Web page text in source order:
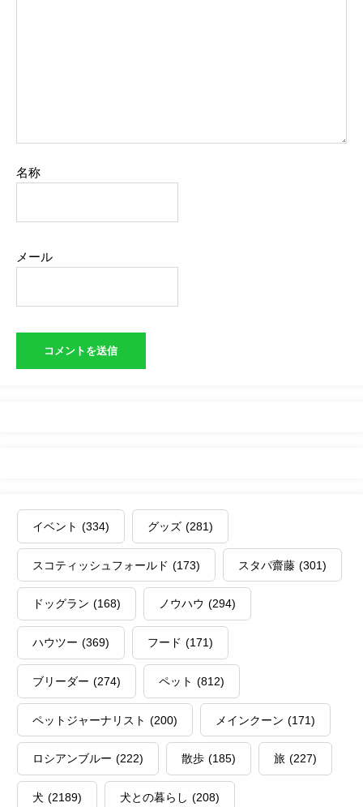
名称
メール
イベント (334) グッズ (281)
スコティッシュフォールド (173) スタパ齋藤 (301)
ドッグラン (168) ノウハウ (294)
ハウツー (369) フード (171)
ブリーダー (274) ペット (812)
ペットジャーナリスト (200) メインクーン (171)
ロシアンブルー (222) 散歩 (185) 旅 (227)
犬 (2189) 犬との暮らし (208)